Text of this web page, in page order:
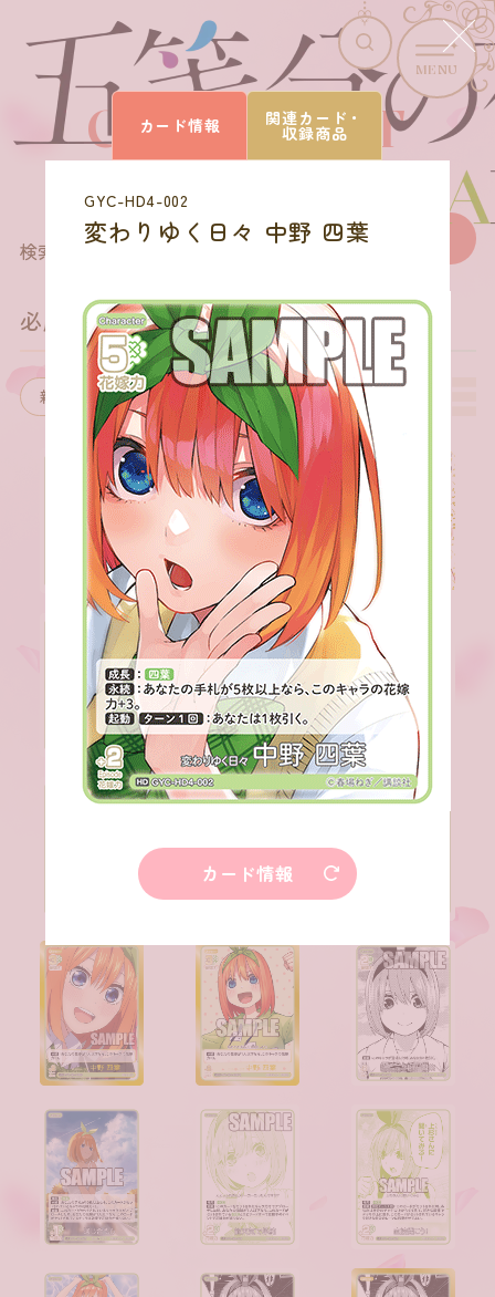
MENU
CARD LIST
カードを探す
検索結果27 件 商品を選びなおす
必勝祈願デッキ 中野 四葉
カード情報 関連カード・
収録商品
GYC-HD4-002
変わりゆく日々 中野 四葉
カード情報